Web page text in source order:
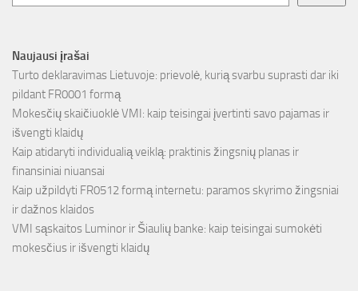
Naujausi įrašai
Turto deklaravimas Lietuvoje: prievolė, kurią svarbu suprasti dar iki
pildant FR0001 formą
Mokesčių skaičiuoklė VMI: kaip teisingai įvertinti savo pajamas ir
išvengti klaidų
Kaip atidaryti individualią veiklą: praktinis žingsnių planas ir
finansiniai niuansai
Kaip užpildyti FR0512 formą internetu: paramos skyrimo žingsniai
ir dažnos klaidos
VMI sąskaitos Luminor ir Šiaulių banke: kaip teisingai sumokėti
mokesčius ir išvengti klaidų